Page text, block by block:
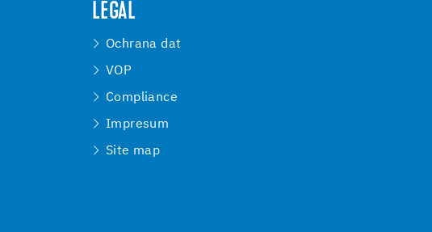
LEGAL
Ochrana dat
VOP
Compliance
Impresum
Site map